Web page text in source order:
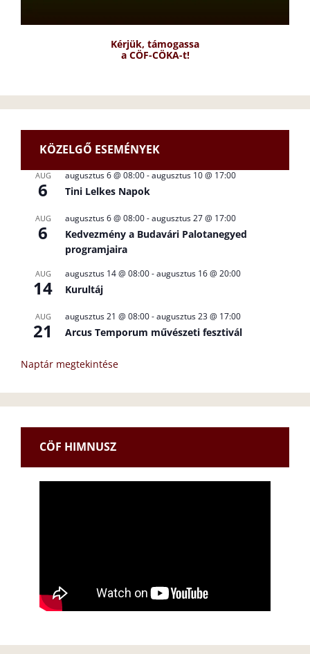
Kérjük, támogassa
a CÖF-CÖKA-t!
KÖZELGŐ ESEMÉNYEK
AUG
6
augusztus 6 @ 08:00-augusztus 10 @ 17:00
Tini Lelkes Napok
AUG
6
augusztus 6 @ 08:00-augusztus 27 @ 17:00
Kedvezmény a Budavári Palotanegyed
programjaira
AUG
14
augusztus 14 @ 08:00-augusztus 16 @ 20:00
Kurultáj
AUG
21
augusztus 21 @ 08:00-augusztus 23 @ 17:00
Arcus Temporum művészeti fesztivál
Naptár megtekintése
CÖF HIMNUSZ